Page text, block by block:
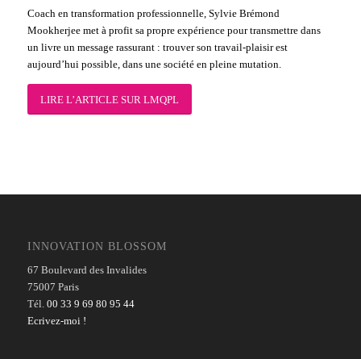
Coach en transformation professionnelle, Sylvie Brémond
Mookherjee met à profit sa propre expérience pour transmettre dans
un livre un message rassurant : trouver son travail-plaisir est
aujourd’hui possible, dans une société en pleine mutation.
LIRE L’ARTICLE SUR LMQPL
INNOVATION BLOSSOM
67 Boulevard des Invalides
75007 Paris
Tél. 00 33 9 69 80 95 44
Ecrivez-moi !